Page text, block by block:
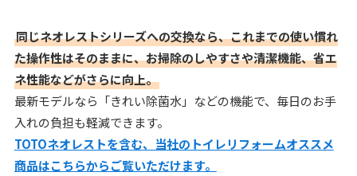
同じネオレストシリーズへの交換なら、これまでの使い慣れ
た操作性はそのままに、お掃除のしやすさや清潔機能、省エ
ネ性能などがさらに向上。
最新モデルなら「きれい除菌水」などの機能で、毎日のお手
入れの負担も軽減できます。
TOTOネオレストを含む、当社のトイレリフォームオススメ
商品はこちらからご覧いただけます。